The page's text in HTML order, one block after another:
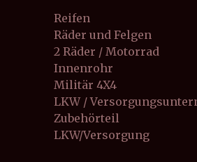
Reifen
Räder und Felgen
2 Räder / Motorrad
Innenrohr
Militär 4X4
LKW /
Zubehörteil
LKW/Versorgung